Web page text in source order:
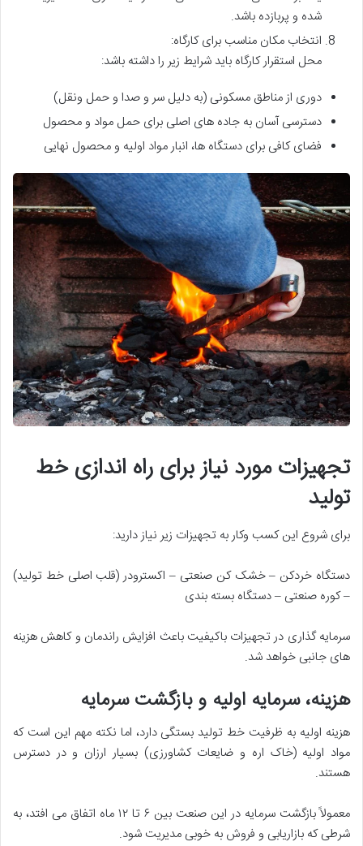
شده و پربازده باشد.
انتخاب مکان مناسب برای کارگاه:
محل استقرار کارگاه باید شرایط زیر را داشته باشد:
دوری از مناطق مسکونی (به دلیل سر و صدا و حمل ونقل)
دسترسی آسان به جاده های اصلی برای حمل مواد و محصول
فضای کافی برای دستگاه ها، انبار مواد اولیه و محصول نهایی
تجهیزات مورد نیاز برای راه اندازی خط
تولید
برای شروع این کسب وکار به تجهیزات زیر نیاز دارید:
دستگاه خردکن – خشک کن صنعتی – اکسترودر (قلب اصلی خط تولید)
– کوره صنعتی – دستگاه بسته بندی
سرمایه گذاری در تجهیزات باکیفیت باعث افزایش راندمان و کاهش هزینه
های جانبی خواهد شد.
هزینه، سرمایه اولیه و بازگشت سرمایه
هزینه اولیه به ظرفیت خط تولید بستگی دارد، اما نکته مهم این است که
مواد اولیه (خاک اره و ضایعات کشاورزی) بسیار ارزان و در دسترس
هستند.
معمولاً بازگشت سرمایه در این صنعت بین ۶ تا ۱۲ ماه اتفاق می افتد، به
شرطی که بازاریابی و فروش به خوبی مدیریت شود.